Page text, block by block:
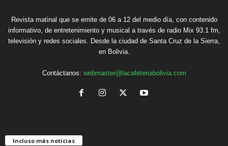
Revista matinal que se emite de 06 a 12 del medio día, con contenido
informativo, de entretenimiento y musical a través de radio Mix 93.1 fm,
televisión y redes sociales. Desde la ciudad de Santa Cruz de la Sierra,
en Bolivia.
Contáctanos: webmaster@lacafeteriabolivia.com
Incluso más noticias